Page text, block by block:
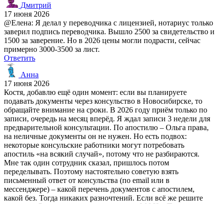
Дмитрий
17 июня 2026
@Елена: Я делал у переводчика с лицензией, нотариус только
заверил подпись переводчика. Вышло 2500 за свидетельство и
1500 за заверение. Но в 2026 цены могли подрасти, сейчас
примерно 3000-3500 за лист.
Ответить
Анна
17 июня 2026
Костя, добавлю ещё один момент: если вы планируете
подавать документы через консульство в Новосибирске, то
обращайте внимание на сроки. В 2026 году приём только по
записи, очередь на месяц вперёд. Я ждал записи 3 недели для
предварительной консультации. По апостилю – Ольга права,
на неличные документы он не нужен. Но есть подвох:
некоторые консульские работники могут потребовать
апостиль «на всякий случай», потому что не разбираются.
Мне так один сотрудник сказал, пришлось потом
переделывать. Поэтому настоятельно советую взять
письменный ответ от консульства (по email или в
мессенджере) – какой перечень документов с апостилем,
какой без. Тогда никаких разночтений. Если всё же решите